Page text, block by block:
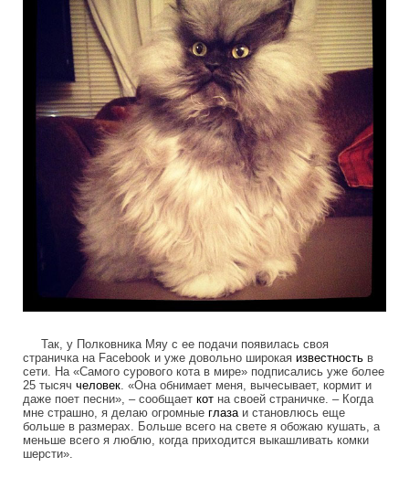
Так, у Полковника Мяу с ее подачи появилась своя
страничка на Facebook и уже довольно широкая известность в
сети. На «Самого сурового кота в мире» подписались уже более
25 тысяч человек . «Она обнимает меня, вычесывает, кормит и
даже поет песни», – сообщает кот на своей страничке. – Когда
мне страшно, я делаю огромные глаза и становлюсь еще
больше в размерах. Больше всего на свете я обожаю кушать, а
меньше всего я люблю, когда приходится выкашливать комки
шерсти».